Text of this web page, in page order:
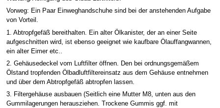
Vorweg: Ein Paar Einweghandschuhe sind bei der anstehenden Aufgabe
von Vorteil.
1. Abtropfgefäß bereithalten. Ein alter Ölkanister, der an einer Seite
aufgeschnitten wird, ist ebenso geeignet wie kaufbare Ölauffangwannen,
ein alter Eimer etc..
2. Gehäusedeckel vom Luftfilter öffnen. Den bei ordnungsgemäßem
Ölstand tropfenden Ölbadluftfiltereinsatz aus dem Gehäuse entnehmen
und über dem Abtropfgefäß abtropfen lassen.
3. Filtergehäuse ausbauen (Seitlich eine Mutter M8, unten aus den
Gummilagerungen herausziehen. Trockene Gummis ggf. mit